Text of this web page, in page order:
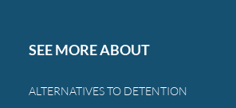
SEE MORE ABOUT
ALTERNATIVES TO DETENTION